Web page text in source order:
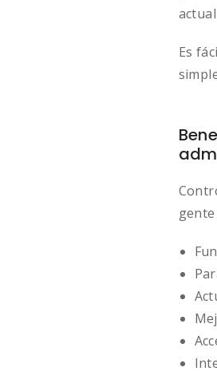
Es